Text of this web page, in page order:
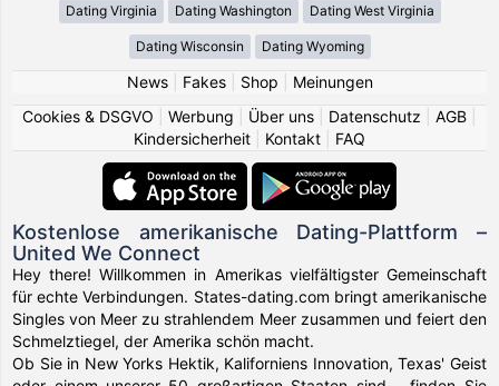
Dating Virginia Dating Washington Dating West Virginia
Dating Wisconsin Dating Wyoming
News| Fakes| Shop
Meinungen
Cookies & DSGVO
Werbung Über uns Datenschutz AGB
Kindersicherheit
Kontakt FAQ
Kostenlose amerikanische Dating-Plattform –
United We Connect
Hey there! Willkommen in Amerikas vielfältigster Gemeinschaft
für echte Verbindungen. States-dating.com bringt amerikanische
Singles von Meer zu strahlendem Meer zusammen und feiert den
Schmelztiegel, der Amerika schön macht.
Ob Sie in New Yorks Hektik, Kaliforniens Innovation, Texas' Geist